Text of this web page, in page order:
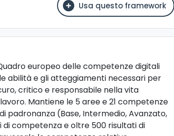
Usa questo framework
europeo delle competenze digitali
abilità e gli atteggiamenti necessari per
critico e responsabile nella vita
Mantiene le 5 aree e 21 competenze
padronanza (Base, Intermedio, Avanzato,
competenza e oltre 500 risultati di